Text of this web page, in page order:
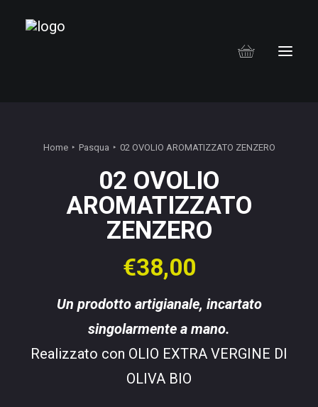
Home Pasqua 02 OVOLIO AROMATIZZATO ZENZERO
02 OVOLIO
AROMATIZZATO
ZENZERO
€38,00
Un prodotto artigianale, incartato
singolarmente a mano.
Realizzato con OLIO EXTRA VERGINE DI
OLIVA BIO